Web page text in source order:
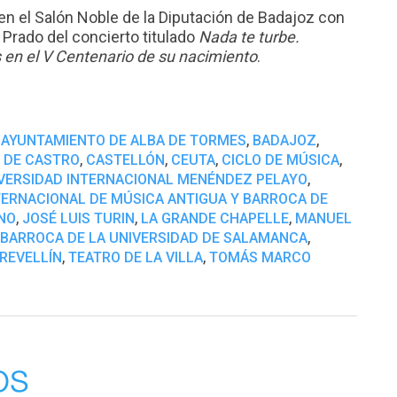
el Salón Noble de la Diputación de Badajoz con
del concierto titulado Nada te turbe.
el V Centenario de su nacimiento.
AYUNTAMIENTO DE ALBA DE TORMES, BADAJOZ,
CASTRO, CASTELLÓN, CEUTA, CICLO DE MÚSICA,
INTERNACIONAL MENÉNDEZ PELAYO,
DE MÚSICA ANTIGUA Y BARROCA DE
, JOSÉ LUIS TURIN, LA GRANDE CHAPELLE, MANUEL
DE LA UNIVERSIDAD DE SALAMANCA,
, TEATRO DE LA VILLA, TOMÁS MARCO